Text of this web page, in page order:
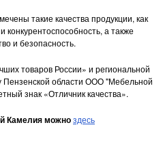
такие качества продукции, как
конкурентоспособность, а также
и безопасность.
товаров России» и региональной
Пензенской области ООО "Мебельной
знак «Отличник качества».
Камелия можноздесь